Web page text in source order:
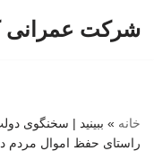
شرکت عمرانی
خانه » ببینید | سخنگوی
راستای حفظ اموال مردم